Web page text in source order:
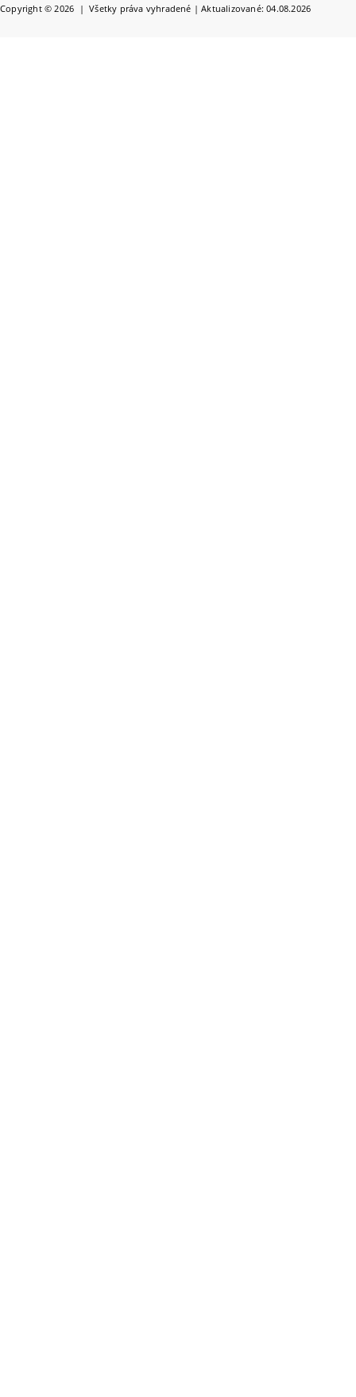
Copyright © 2026 | Všetky práva vyhradené | Aktualizované: 04.08.2026